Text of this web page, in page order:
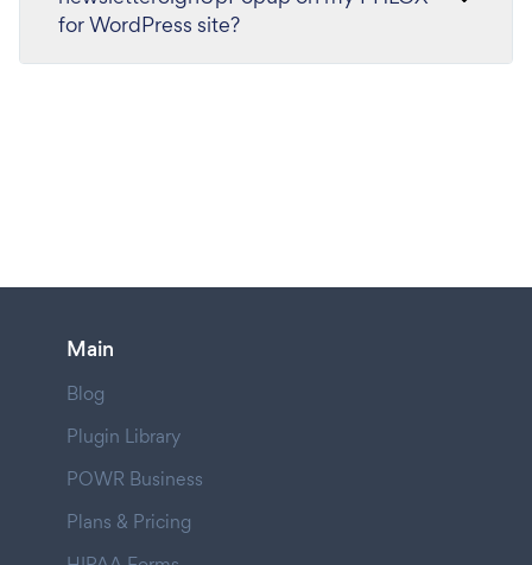
for WordPress site?
Main
Blog
Plugin Library
POWR Business
Plans & Pricing